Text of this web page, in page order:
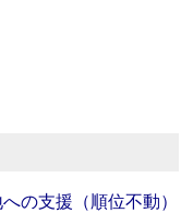
の支援（順位不動）